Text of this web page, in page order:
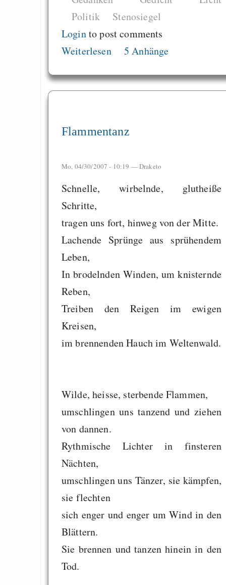
Politik
Stenosiegel
Loginto post comments
Weiterlesen
5 Anhänge
Flammentanz
Mo, 04/30/2007 - 10:19 —Draketo
Schnelle, wirbelnde, glutheiße
Schritte,
tragen uns fort, hinweg von der Mitte.
Lachende Sprünge aus sprühendem
Leben,
In brodelnden Winden, um knisternde
Reben,
Treiben den Reigen im ewigen
Kreisen,
im brennenden Hauch im Weltenwald.
Wilde, heisse, sterbende Flammen,
umschlingen uns tanzend und ziehen
von dannen.
Rythmische Lichter in finsteren
Nächten,
umschlingen uns Tänzer, sie kämpfen,
sie flechten
sich enger und enger um Wind in den
Blättern.
Sie brennen und tanzen hinein in den
Tod.